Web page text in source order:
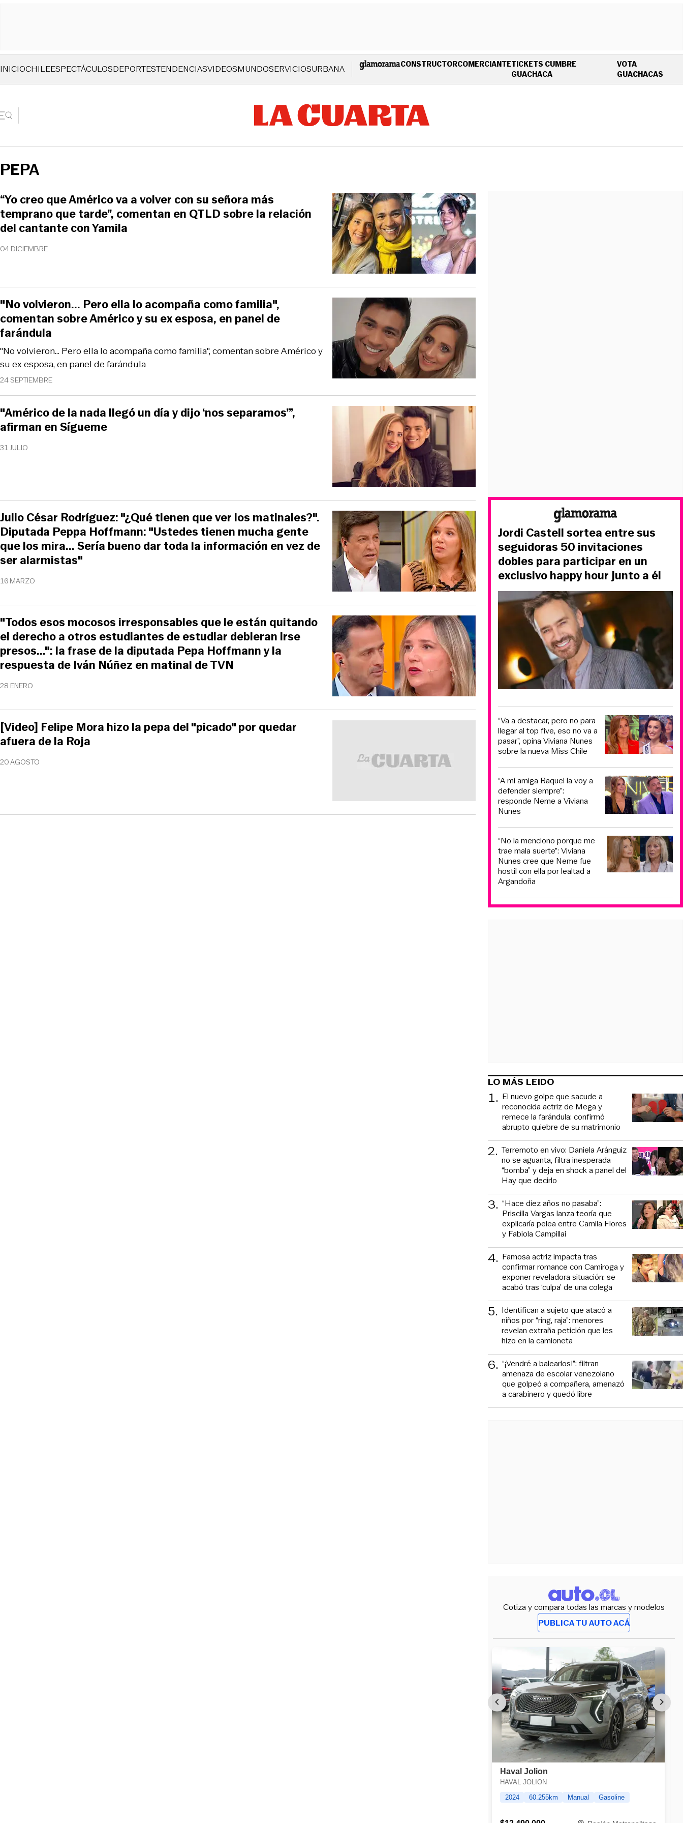
INICIOCHILEESPECTÁCULOSDEPORTESTENDENCIASVIDEOSMUNDOSERVICIOSURBANA CONSTRUCTORCOMERCIANTETICKETS CUMBRE
GUACHACAOPENS IN NEW WINDOW
VOTA
GUACHACAS
PEPA
04 DICIEMBRE
“Yo creo que Américo va a volver con su señora más
temprano que tarde”, comentan en QTLD sobre la relación
del cantante con Yamila
24 SEPTIEMBRE
"No volvieron... Pero ella lo acompaña como familia", comentan sobre Américo y
su ex esposa, en panel de farándula
"No volvieron... Pero ella lo acompaña como familia",
comentan sobre Américo y su ex esposa, en panel de
farándula
31 JULIO
"Américo de la nada llegó un día y dijo ‘nos separamos’”,
afirman en Sígueme
16 MARZO
Julio César Rodríguez: "¿Qué tienen que ver los matinales?".
Diputada Peppa Hoffmann: "Ustedes tienen mucha gente
que los mira... Sería bueno dar toda la información en vez de
ser alarmistas"
28 ENERO
"Todos esos mocosos irresponsables que le están quitando
el derecho a otros estudiantes de estudiar debieran irse
presos...": la frase de la diputada Pepa Hoffmann y la
respuesta de Iván Núñez en matinal de TVN
20 AGOSTO
[Video] Felipe Mora hizo la pepa del "picado" por quedar
afuera de la Roja
Jordi Castell sortea entre sus
seguidoras 50 invitaciones
dobles para participar en un
exclusivo happy hour junto a él
“Va a destacar, pero no para
llegar al top five, eso no va a
pasar”, opina Viviana Nunes
sobre la nueva Miss Chile
“A mi amiga Raquel la voy a
defender siempre”:
responde Neme a Viviana
Nunes
“No la menciono porque me
trae mala suerte”: Viviana
Nunes cree que Neme fue
hostil con ella por lealtad a
Argandoña
LO MÁS LEIDO
1. El nuevo golpe que sacude a
reconocida actriz de Mega y
remece la farándula: confirmó
abrupto quiebre de su matrimonio
2. Terremoto en vivo: Daniela Aránguiz
no se aguanta, filtra inesperada
“bomba” y deja en shock a panel del
Hay que decirlo
3. “Hace diez años no pasaba”:
Priscilla Vargas lanza teoría que
explicaría pelea entre Camila Flores
y Fabiola Campillai
4. Famosa actriz impacta tras
confirmar romance con Camiroga y
exponer reveladora situación: se
acabó tras ‘culpa’ de una colega
5. Identifican a sujeto que atacó a
niños por “ring, raja”: menores
revelan extraña petición que les
hizo en la camioneta
6. “¡Vendré a balearlos!”: filtran
amenaza de escolar venezolano
que golpeó a compañera, amenazó
a carabinero y quedó libre
Cotiza y compara todas las marcas y modelos
PUBLICA TU AUTO ACÁ